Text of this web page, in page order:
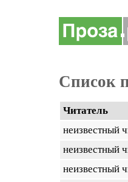
Список
Читатель
неизвестный
неизвестный
неизвестный